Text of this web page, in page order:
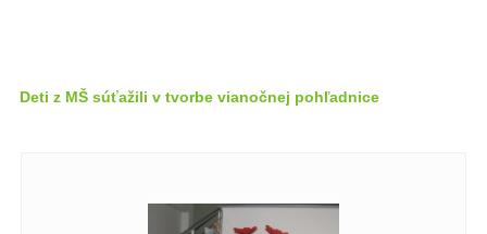
Deti z MŠ súťažili v tvorbe vianočnej pohľadnice